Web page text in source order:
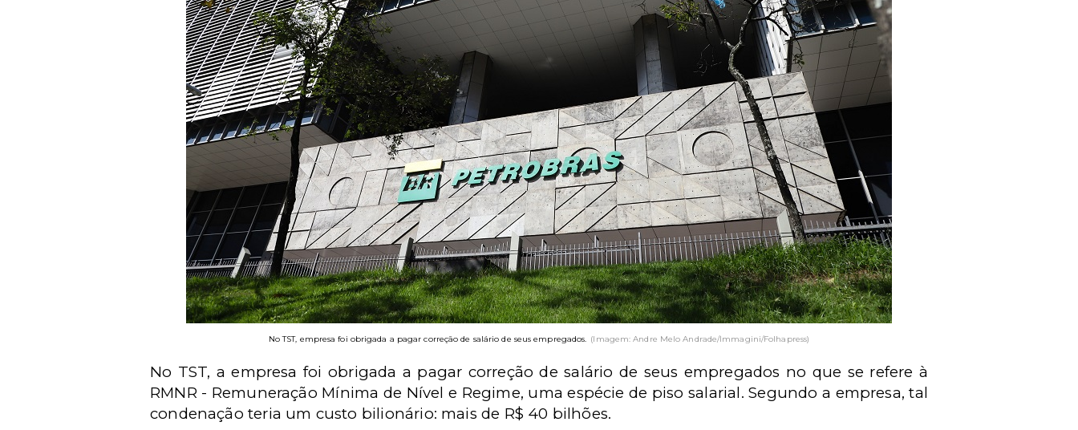
No TST, empresa foi obrigada a pagar correção de salário de seus empregados. (Imagem: Andre Melo Andrade/Immagini/Folhapress)
No TST, a empresa foi obrigada a pagar correção de salário de seus empregados no que se refere à
RMNR - Remuneração Mínima de Nível e Regime, uma espécie de piso salarial.Segundo a empresa, tal
condenação teria um custo bilionário: mais de R$ 40 bilhões.